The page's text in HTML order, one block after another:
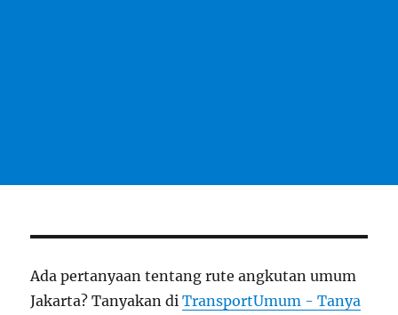
Ada pertanyaan tentang rute angkutan umum
Jakarta? Tanyakan diTransportUmum - Tanya